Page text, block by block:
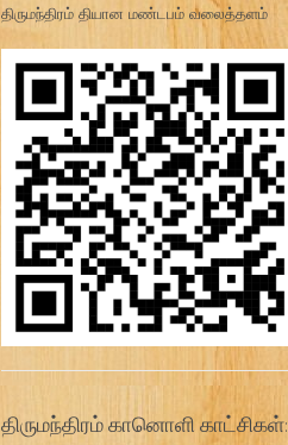
திருமந்திரம் தியான மண்டபம் வலைத்தளம்
திருமந்திரம் கானொளி காட்சிகள்: